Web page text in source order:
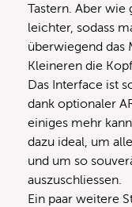
Tastern. Aber wie
leichter, sodass
überwiegend das
Kleineren die
Das Interface ist
dank optionaler
einiges mehr
dazu ideal, um
und um so
auszuschliessen.
Ein paar weitere